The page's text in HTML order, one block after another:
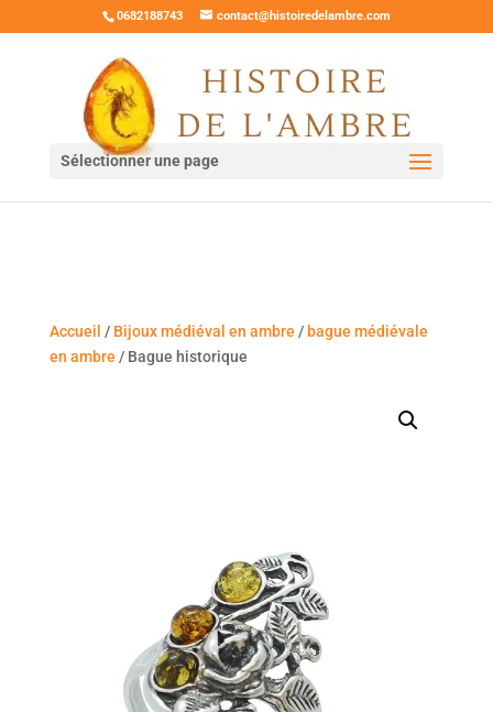
0682188743 contact@histoiredelambre.com
Sélectionner une page
Accueil / Bijoux médiéval en ambre / bague médiévale
en ambre / Bague historique